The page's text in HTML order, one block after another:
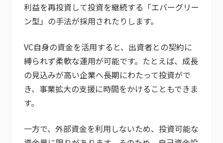
利益を再投資して投資を継続する「エバーグリー
ン型」の手法が採用されたりします。
VC自身の資金を活用すると、出資者との契約に
縛られず柔軟な運用が可能です。たとえば、成長
の見込みが高い企業へ長期にわたって投資がで
き、事業拡大の支援に時間をかけることもできま
す。
一方で、外部資金を利用しないため、投資可能な